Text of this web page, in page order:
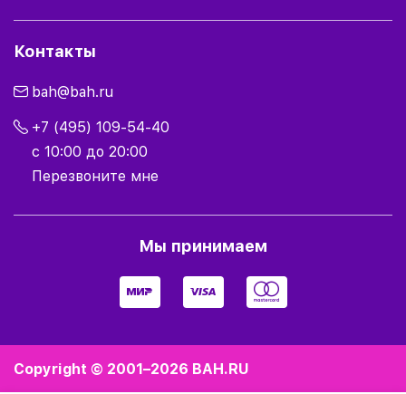
Контакты
bah@bah.ru
+7 (495) 109-54-40
с 10:00 до 20:00
Перезвоните мне
Мы принимаем
Copyright © 2001–2026 BAH.RU